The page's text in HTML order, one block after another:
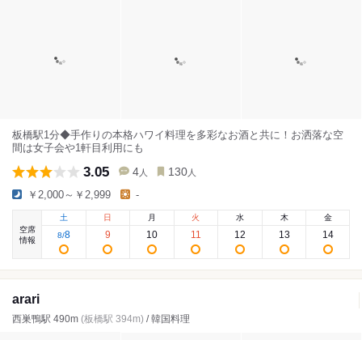
板橋駅1分◆手作りの本格ハワイ料理を多彩なお酒と共に！お洒落な空
間は女子会や1軒目利用にも
3.05 4 人 130 人
￥2,000～￥2,999 -
空席
情報
土
8/8
日
9
月
10
火
11
水
12
木
13
金
14
arari
西巣鴨駅 490m (板橋駅 394m) / 韓国料理